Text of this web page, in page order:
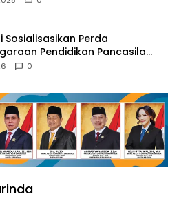
Sosialisasikan Perda
Pendidikan Pancasila
Kebangsaan
0